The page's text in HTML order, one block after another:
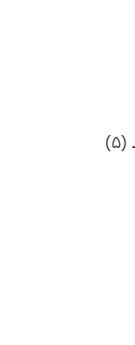
(۵)